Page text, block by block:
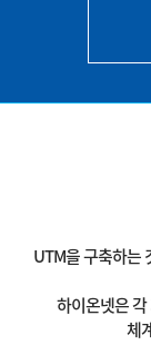
UTM을 구축하는
하이온넷은
체